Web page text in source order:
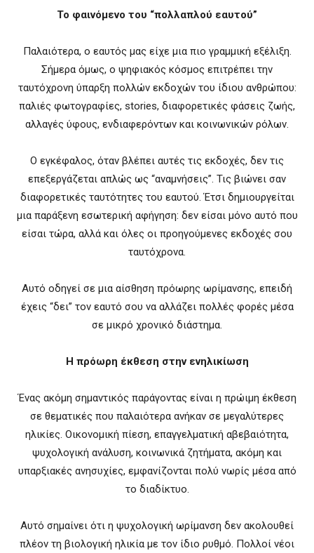
Το φαινόμενο του “πολλαπλού εαυτού”
Παλαιότερα, ο εαυτός μας είχε μια πιο γραμμική εξέλιξη.
Σήμερα όμως, ο ψηφιακός κόσμος επιτρέπει την
ταυτόχρονη ύπαρξη πολλών εκδοχών του ίδιου ανθρώπου:
παλιές φωτογραφίες, stories, διαφορετικές φάσεις ζωής,
αλλαγές ύφους, ενδιαφερόντων και κοινωνικών ρόλων.
Ο εγκέφαλος, όταν βλέπει αυτές τις εκδοχές, δεν τις
επεξεργάζεται απλώς ως “αναμνήσεις”. Τις βιώνει σαν
διαφορετικές ταυτότητες του εαυτού. Έτσι δημιουργείται
μια παράξενη εσωτερική αφήγηση: δεν είσαι μόνο αυτό που
είσαι τώρα, αλλά και όλες οι προηγούμενες εκδοχές σου
ταυτόχρονα.
Αυτό οδηγεί σε μια αίσθηση πρόωρης ωρίμανσης, επειδή
έχεις “δει” τον εαυτό σου να αλλάζει πολλές φορές μέσα
σε μικρό χρονικό διάστημα.
Η πρόωρη έκθεση στην ενηλικίωση
Ένας ακόμη σημαντικός παράγοντας είναι η πρώιμη έκθεση
σε θεματικές που παλαιότερα ανήκαν σε μεγαλύτερες
ηλικίες. Οικονομική πίεση, επαγγελματική αβεβαιότητα,
ψυχολογική ανάλυση, κοινωνικά ζητήματα, ακόμη και
υπαρξιακές ανησυχίες, εμφανίζονται πολύ νωρίς μέσα από
το διαδίκτυο.
Αυτό σημαίνει ότι η ψυχολογική ωρίμανση δεν ακολουθεί
πλέον τη βιολογική ηλικία με τον ίδιο ρυθμό. Πολλοί νέοι